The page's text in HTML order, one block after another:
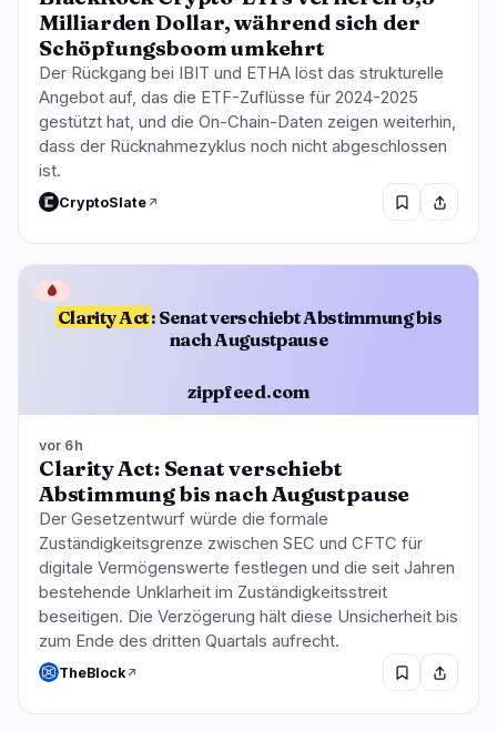
Milliarden Dollar, während sich der
Schöpfungsboom umkehrt
Der Rückgang bei IBIT und ETHA löst das strukturelle
Angebot auf, das die ETF-Zuflüsse für 2024-2025
gestützt hat, und die On-Chain-Daten zeigen weiterhin,
dass der Rücknahmezyklus noch nicht abgeschlossen
ist.
CryptoSlate
Clarity Act: Senat verschiebt Abstimmung bis
nach Augustpause
zippfeed.com
🩸
vor 6h
Clarity Act: Senat verschiebt
Abstimmung bis nach Augustpause
Der Gesetzentwurf würde die formale
Zuständigkeitsgrenze zwischen SEC und CFTC für
digitale Vermögenswerte festlegen und die seit Jahren
bestehende Unklarheit im Zuständigkeitsstreit
beseitigen. Die Verzögerung hält diese Unsicherheit bis
zum Ende des dritten Quartals aufrecht.
TheBlock